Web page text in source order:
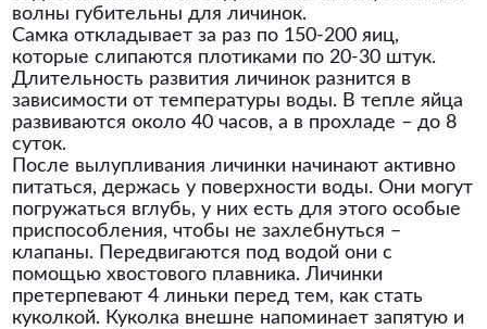
волны губительны для личинок.
Самка откладывает за раз по 150-200 яиц,
которые слипаются плотиками по 20-30 штук.
Длительность развития личинок разнится в
зависимости от температуры воды. В тепле яйца
развиваются около 40 часов, а в прохладе – до 8
суток.
После вылупливания личинки начинают активно
питаться, держась у поверхности воды. Они могут
погружаться вглубь, у них есть для этого особые
приспособления, чтобы не захлебнуться –
клапаны. Передвигаются под водой они с
помощью хвостового плавника. Личинки
претерпевают 4 линьки перед тем, как стать
куколкой. Куколка внешне напоминает запятую и